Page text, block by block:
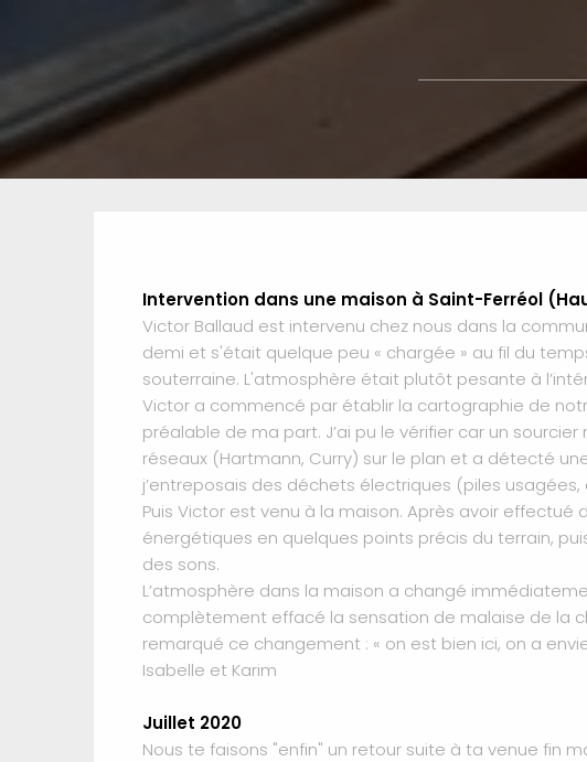
Intervention dans une maison à Saint-Ferréol
Victor Ballaud est intervenu chez nous dans la
demi et s'était quelque peu « chargée » au fil du
souterraine. L'atmosphère était plutôt pesante à
Victor a commencé par établir la cartographie de
préalable de ma part. J’ai pu le vérifier car un
réseaux (Hartmann, Curry) sur le plan et a détecté
j’entreposais des déchets électriques (piles
Puis Victor est venu à la maison. Après avoir
énergétiques en quelques points précis du terrain,
des sons.
L’atmosphère dans la maison a changé
complètement effacé la sensation de malaise de la
remarqué ce changement : « on est bien ici, on a
Isabelle et Karim
Juillet 2020
Nous te faisons "enfin" un retour suite à ta venue fin